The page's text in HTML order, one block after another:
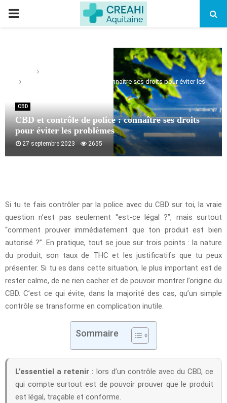
PRIMARY
CBD et contrôle de police : connaître ses droits pour éviter les
CBD
CBD et contrôle de police : connaître ses droits
pour éviter les problèmes
27 septembre 2023 2655
Si tu te fais contrôler par la police avec du CBD sur toi, la vraie
question n’est pas seulement “est-ce légal ?”, mais surtout
“comment prouver immédiatement que ton produit est bien
autorisé ?”. En pratique, tout se joue sur trois points : la nature
du produit, son taux de THC et les justificatifs que tu peux
présenter. Si tu es dans cette situation, le plus important est de
rester calme, de ne rien cacher et de pouvoir montrer l’origine du
CBD. C’est ce qui évite, dans la majorité des cas, qu’un simple
contrôle se transforme en complication inutile.
Sommaire
L’essentiel a retenir : lors d’un contrôle avec du CBD, ce
qui compte surtout est de pouvoir prouver que le produit
est légal, traçable et conforme.